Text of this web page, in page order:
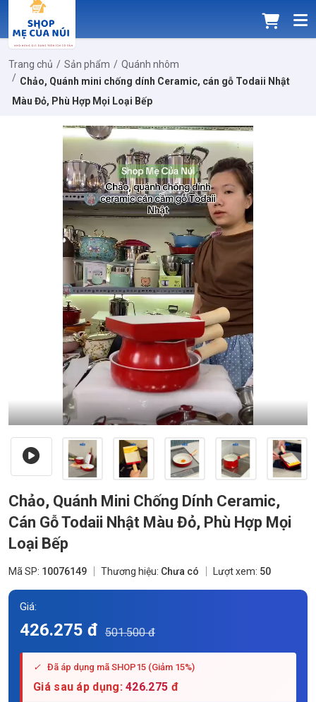
Trang chủ Sản phẩm
Quánh nhôm
Chảo, Quánh mini chống dính Ceramic, cán gỗ Todaii Nhật
Màu Đỏ, Phù Hợp Mọi Loại Bếp
Chảo, Quánh Mini Chống Dính Ceramic,
Cán Gỗ Todaii Nhật Màu Đỏ, Phù Hợp Mọi
Loại Bếp
Mã SP: 10076149 Thương hiệu: Chưa có Lượt xem: 50
Giá:
426.275 đ 501.500 đ
✓ Đã áp dụng mã SHOP15 (Giảm 15%)
Giá sau áp dụng:426.275 đ